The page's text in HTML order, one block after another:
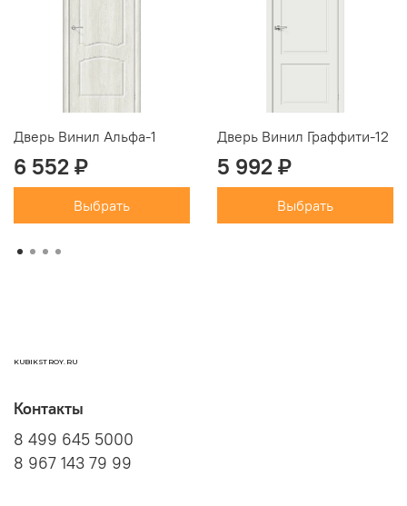
Дверь Винил Альфа-1
6 552 ₽
Выбрать
Дверь Винил Граффити-12
5 992 ₽
Выбрать
KUBIKSTROY.RU
Контакты
8 499 645 5000
8 967 143 79 99